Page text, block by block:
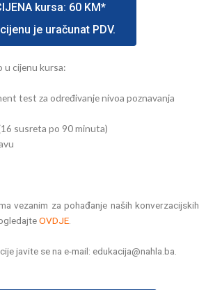
kursa: 60 KM*
je uračunat PDV.
u cijenu kursa:
test za određivanje nivoa poznavanja
susreta po 90 minuta)
vezanim za pohađanje naših konverzacijskih
OVDJE
javite se na e-mail: edukacija@nahla.ba.